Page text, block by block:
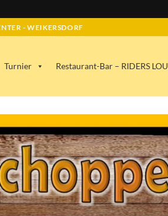
- WEIKERSDORF
Turnier Restaurant-Bar – RIDERS